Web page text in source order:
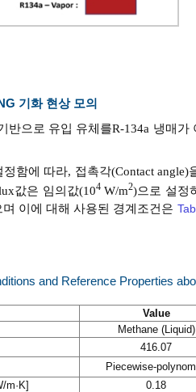
기화 현상 모의
반으로 유입 유체를R-134a 냉매
함에 따라, 접촉각(Contact angle)
값은 임의값(104W/m2)으로 설정
이에 대해 사용된 경계조건은
and Reference Properties
Value
Methane (Liquid)
416.07
Piecewise-
m·K]
0.18